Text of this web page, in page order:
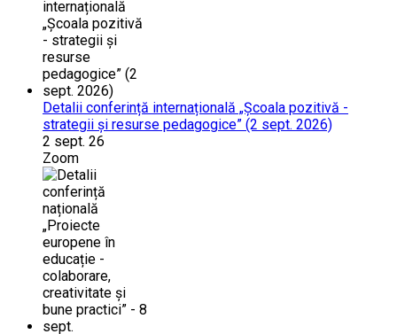
Detalii conferință internațională „Școala pozitivă -
strategii și resurse pedagogice” (2 sept. 2026)
2 sept. 26
Zoom